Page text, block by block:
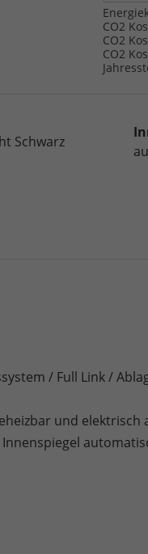
CO2
CO2
CO2
Schwarz
/ Full Link /
und